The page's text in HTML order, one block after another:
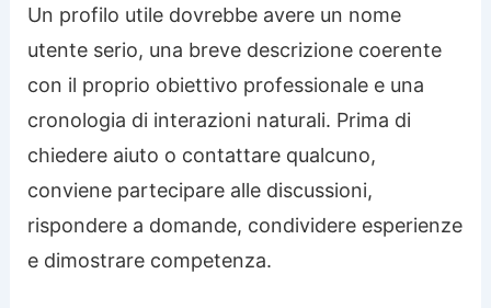
Un profilo utile dovrebbe avere un nome
utente serio, una breve descrizione coerente
con il proprio obiettivo professionale e una
cronologia di interazioni naturali. Prima di
chiedere aiuto o contattare qualcuno,
conviene partecipare alle discussioni,
rispondere a domande, condividere esperienze
e dimostrare competenza.